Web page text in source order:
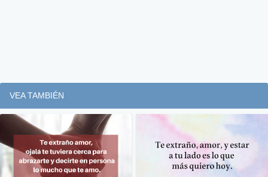
VEA TAMBIÉN